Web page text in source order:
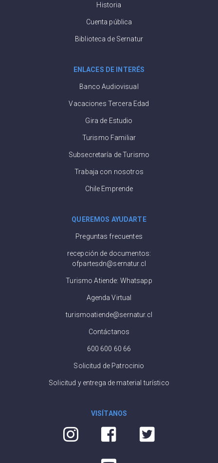
Historia
Cuenta pública
Biblioteca de Sernatur
ENLACES DE INTERÉS
Banco Audiovisual
Vacaciones Tercera Edad
Gira de Estudio
Turismo Familiar
Subsecretaría de Turismo
Trabaja con nosotros
Chile Emprende
QUEREMOS AYUDARTE
Preguntas frecuentes
recepción de documentos:
ofpartesdn@sernatur.cl
Turismo Atiende: Whatsapp
Agenda Virtual
turismoatiende@sernatur.cl
Contáctanos
600 600 60 66
Solicitud de Patrocinio
Solicitud y entrega de material turístico
VISÍTANOS